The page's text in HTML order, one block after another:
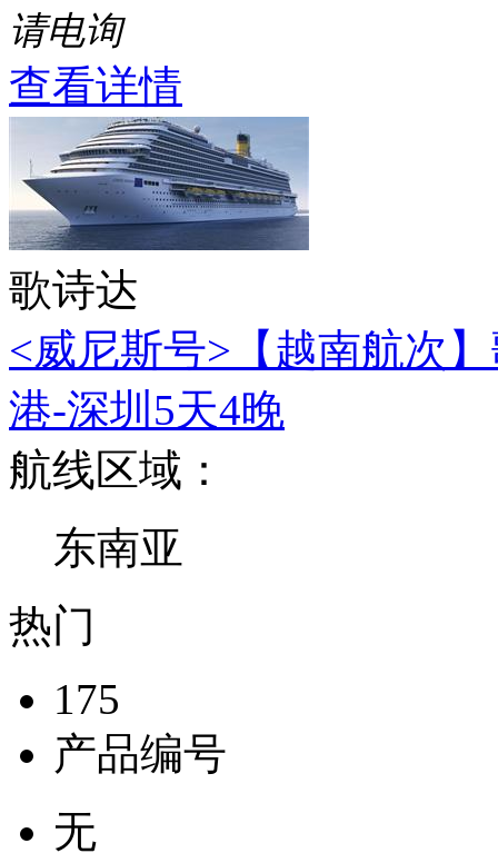
请电询
查看详情
歌诗达
<威尼斯号>【越南航次
港-深圳5天4晚
航线区域：
东南亚
热门
175
产品编号
无